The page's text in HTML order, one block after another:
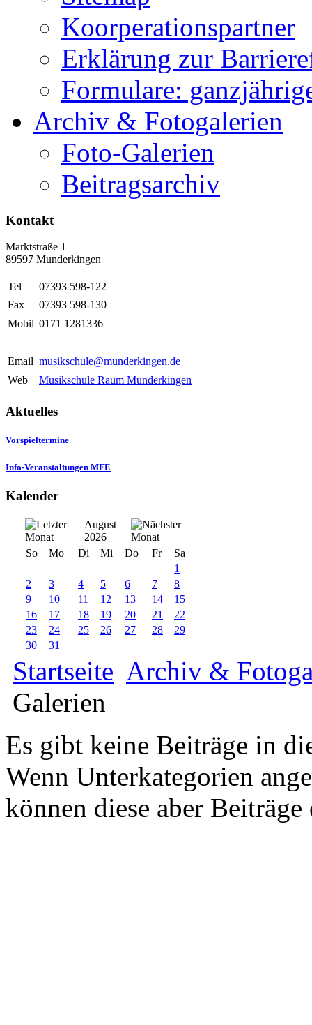
Koorperationspartner
Erklärung zur
Formulare:
Archiv & Fotogalerien
Foto-Galerien
Beitragsarchiv
Kontakt
Marktstraße 1
89597 Munderkingen
Tel
07393 598-122
Fax
07393 598-130
Mobil 0171 1281336
Email musikschule@munderkingen.de
Web
Musikschule Raum Munderkingen
Aktuelles
Vorspieltermine
Info-Veranstaltungen MFE
Kalender
August
2026
So
Mo Di Mi Do Fr
Sa
1
2
3 4 5 6 7
8
9
10 11 12 13 14
15
16
17 18 19 20 21
22
23
24 25 26 27 28
29
30
31
Startseite Archiv &
Galerien
Es gibt keine Beiträge in
Wenn Unterkategorien
können diese aber Beiträge